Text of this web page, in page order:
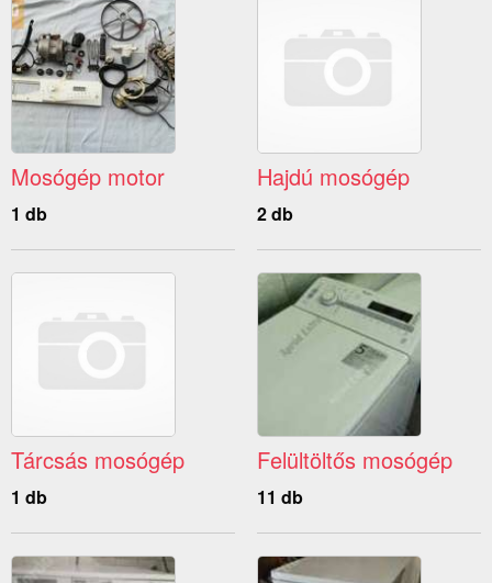
Mosógép motor
1 db
Hajdú mosógép
2 db
Tárcsás mosógép
1 db
Felültöltős mosógép
11 db